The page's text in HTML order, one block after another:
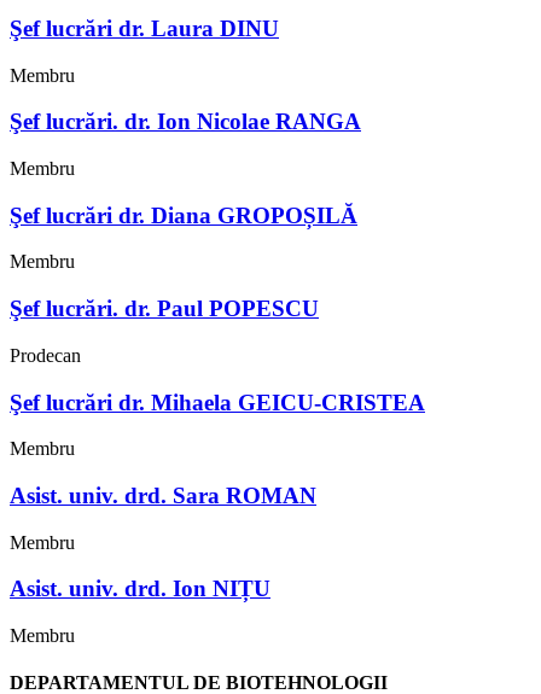
Şef lucrări dr. Laura DINU
Membru
Şef lucrări. dr. Ion Nicolae RANGA
Membru
Şef lucrări dr. Diana GROPOȘILĂ
Membru
Şef lucrări. dr. Paul POPESCU​
Prodecan
Şef lucrări dr. Mihaela GEICU-CRISTEA​
Membru
Asist. univ. drd. Sara ROMAN
Membru
Asist. univ. drd. Ion NIȚU
Membru
DEPARTAMENTUL DE BIOTEHNOLOGII